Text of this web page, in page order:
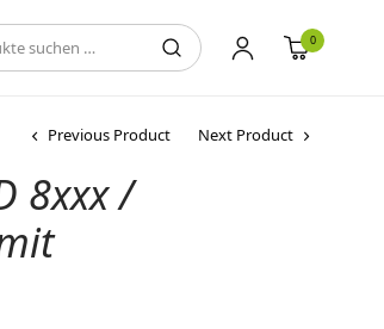
0
Previous Product Next Product
8xxx /